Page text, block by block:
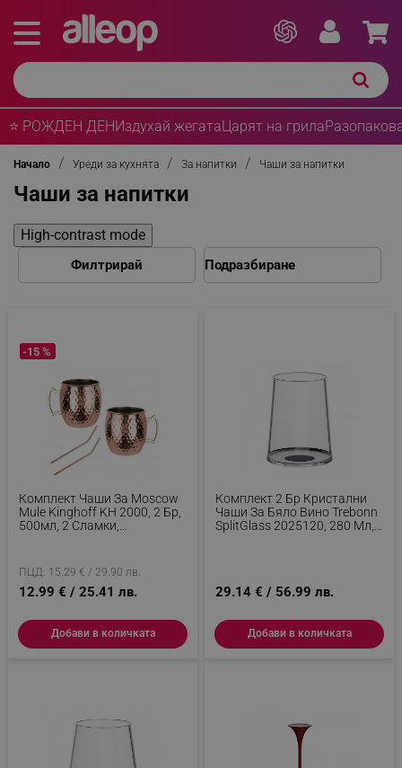
⭐ РОЖДЕН ДЕНИздухай жегатаЦарят на грила
Начало Уреди за кухнята За напитки Чаши за напитки
Чаши за напитки
High-contrast mode
Филтрирай
Комплект Чаши За Moscow
Mule Kinghoff KH 2000, 2 Бр,
500мл, 2 Сламки,
-15 %
ПЦД: 15.29 € / 29.90 лв.
12.99 € / 25.41 лв.
Добави в количката
Комплект 2 Бр Кристални
Чаши За Бяло Вино Trebonn
SplitGlass 2025120, 280 Мл,
29.14 € / 56.99 лв.
Добави в количката